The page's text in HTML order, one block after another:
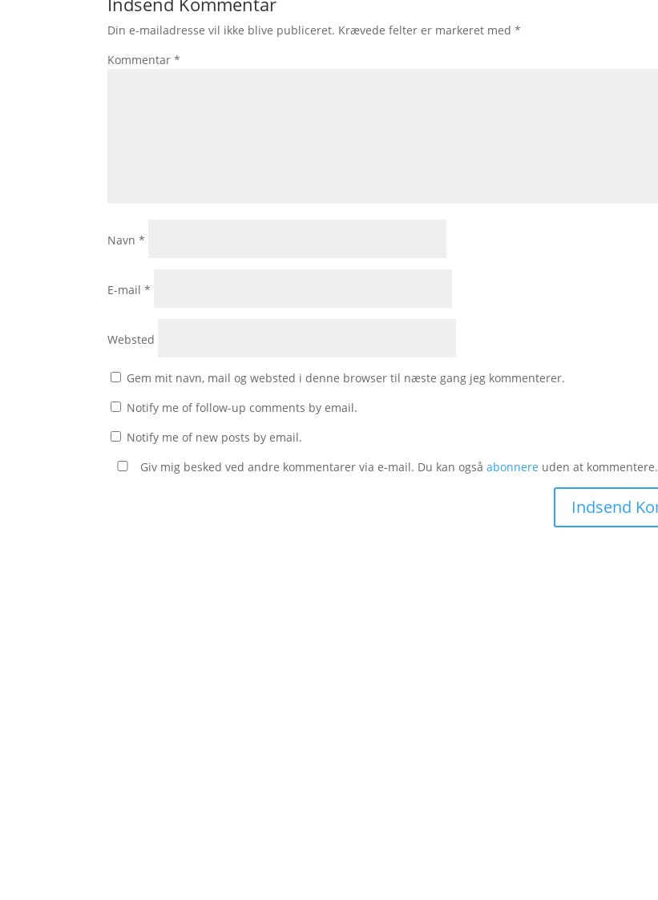
Din e-mailadresse vil ikke blive publiceret. Krævede felter er markeret med*
Kommentar*
Navn*
E-mail*
Websted
Gem mit navn, mail og websted i denne browser til næste gang jeg kommenterer.
Notify me of follow-up comments by email.
Notify me of new posts by email.
Giv mig besked ved andre kommentarer via e-mail. Du kan ogsåabonnere uden at kommentere.